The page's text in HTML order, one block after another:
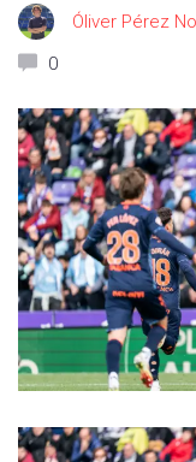
Óliver Pérez
0